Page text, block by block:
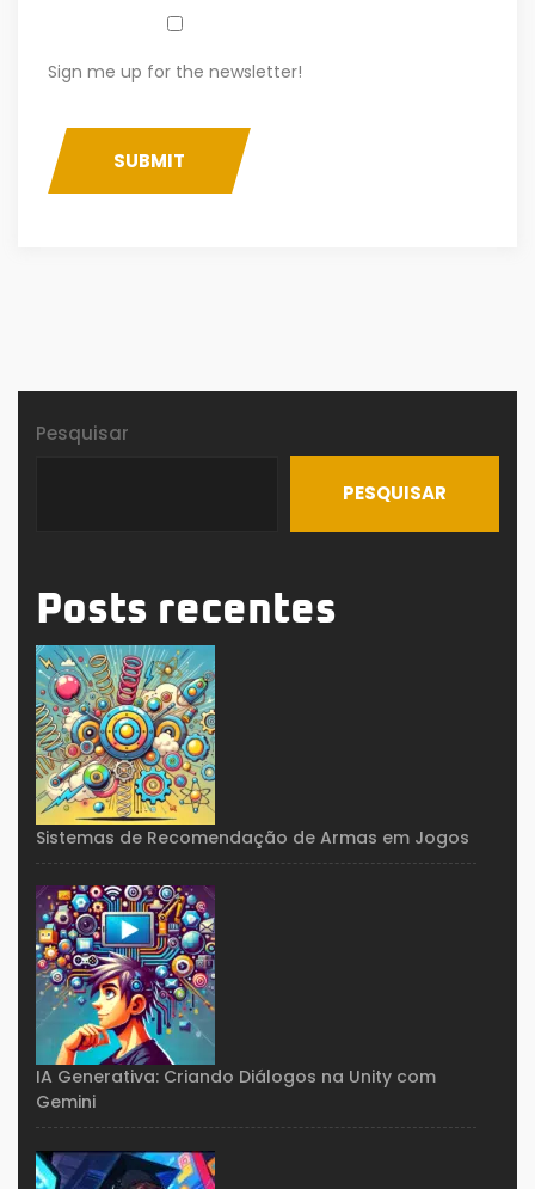
Sign me up for the newsletter!
SUBMIT
Pesquisar
PESQUISAR
Posts recentes
Sistemas de Recomendação de Armas em Jogos
IA Generativa: Criando Diálogos na Unity com
Gemini